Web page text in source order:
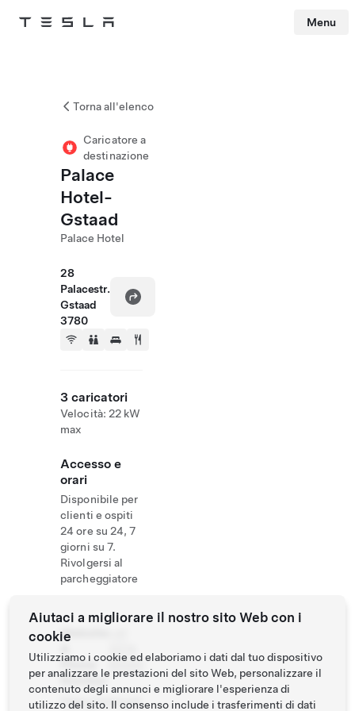
Tesla Menu
Torna all'elenco
Caricatore a
destinazione
Palace
Hotel-
Gstaad
Palace Hotel
28
Palacestr.
Gstaad
3780
3 caricatori
Velocità: 22 kW
max
Accesso e
orari
Disponibile per
clienti e ospiti
24 ore su 24, 7
giorni su 7.
Rivolgersi al
parcheggiatore
Website
Phone
Number
85000
https://www.pal
Aiutaci a migliorare il nostro sito Web con i
cookie
Utilizziamo i cookie ed elaboriamo i dati dal tuo dispositivo
per analizzare le prestazioni del sito Web, personalizzare il
contenuto degli annunci e migliorare l'esperienza di
utilizzo del sito. Il consenso include i trasferimenti di dati